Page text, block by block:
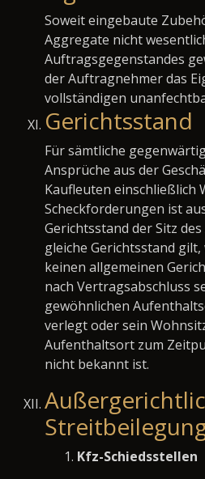
Soweit eingebaute
Aggregate nicht
Auftragsgegenstandes
der Auftragnehmer das
vollständigen
Gerichtsstand
Für sämtliche
Ansprüche aus der
Kaufleuten einschließlich
Scheckforderungen ist
Gerichtsstand der Sitz
gleiche Gerichtsstand
keinen allgemeinen
nach Vertragsabschluss
gewöhnlichen
verlegt oder sein
Aufenthaltsort zum
nicht bekannt ist.
Kfz-Schiedsstellen